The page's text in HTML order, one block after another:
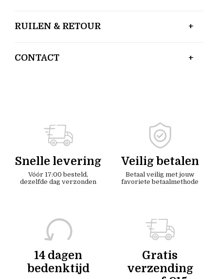
RUILEN & RETOUR
CONTACT
Snelle levering
Vóór 17:00 besteld,
dezelfde dag verzonden
Veilig betalen
Betaal veilig met jouw
favoriete betaalmethode
14 dagen
bedenktijd
Gratis
verzending